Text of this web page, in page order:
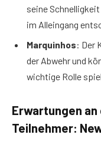
seine
im Alleingang
Marquinhos: Der
der Abwehr und
wichtige Rolle
Erwartungen
Teilnehmer: